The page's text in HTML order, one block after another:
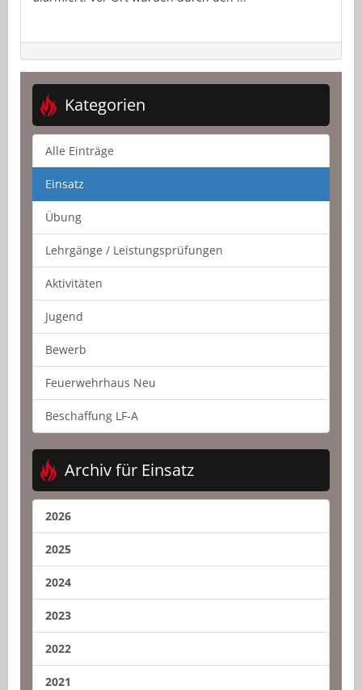
Kategorien
Alle Einträge
Einsatz
Übung
Lehrgänge / Leistungsprüfungen
Aktivitäten
Jugend
Bewerb
Feuerwehrhaus Neu
Beschaffung LF-A
Archiv für Einsatz
2026
2025
2024
2023
2022
2021